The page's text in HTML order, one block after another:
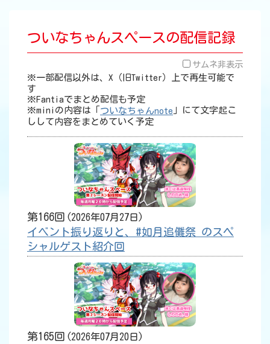
ついなちゃんスペースの配信記録
サムネ非表示
※一部配信以外は、X（旧Twitter）上で再生可能で
す
※Fantiaでまとめ配信も予定
※miniの内容は「 ついなちゃんnote 」にて文字起こ
しして内容をまとめていく予定
第166回 2026年07月27日
イベント振り返りと、#如月追儺祭 のスペ
シャルゲスト紹介回
第165回 2026年07月20日